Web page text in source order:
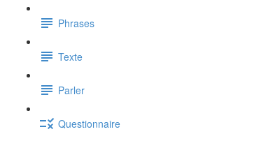
Phrases
Texte
Parler
Questionnaire